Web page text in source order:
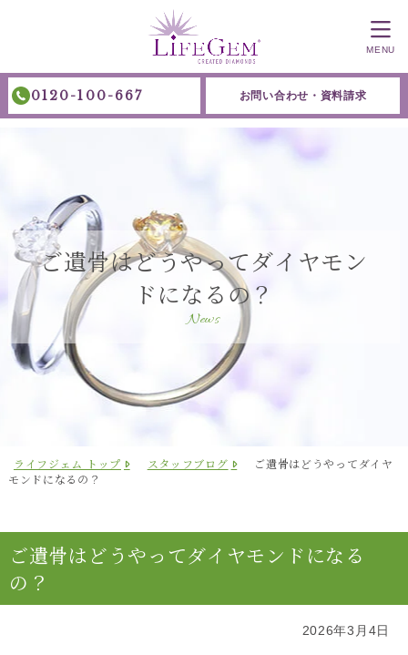
0120-100-667 お問い合わせ・資料請求
MENU
ご遺骨はどうやってダイヤモン
ドになるの？
News
ライフジェム トップ スタッフブログ
ご遺骨はどうやってダイヤ
モンドになるの？
ご遺骨はどうやってダイヤモンドになる
の？
2026年3月4日